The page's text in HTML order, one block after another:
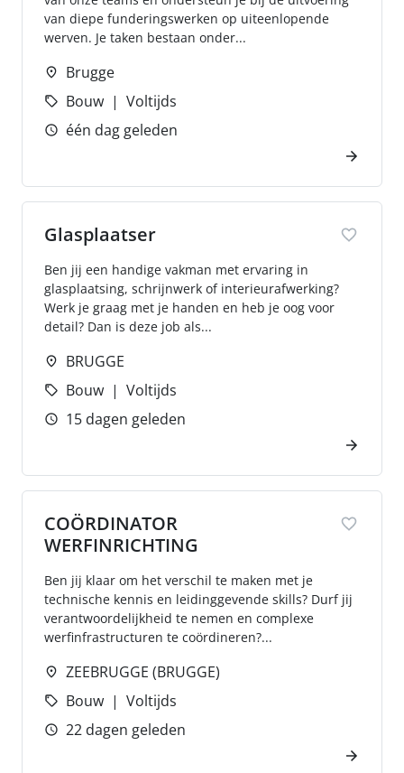
van diepe funderingswerken op uiteenlopende
werven. Je taken bestaan onder...
Brugge
Bouw
Voltijds
één dag geleden
Glasplaatser
Ben jij een handige vakman met ervaring in
glasplaatsing, schrijnwerk of interieurafwerking?
Werk je graag met je handen en heb je oog voor
detail? Dan is deze job als...
BRUGGE
Bouw
Voltijds
15 dagen geleden
COÖRDINATOR
WERFINRICHTING
Ben jij klaar om het verschil te maken met je
technische kennis en leidinggevende skills? Durf jij
verantwoordelijkheid te nemen en complexe
werfinfrastructuren te coördineren?...
ZEEBRUGGE (BRUGGE)
Bouw
Voltijds
22 dagen geleden